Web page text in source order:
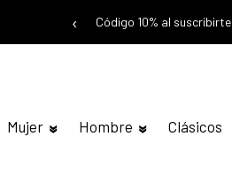
‹ Código 10% al
Mujer Hombre Clásicos